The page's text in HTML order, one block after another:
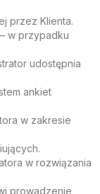
przez Klienta.
w przypadku
udostępnia
ankiet
w zakresie
w rozwiązania
prowadzenie